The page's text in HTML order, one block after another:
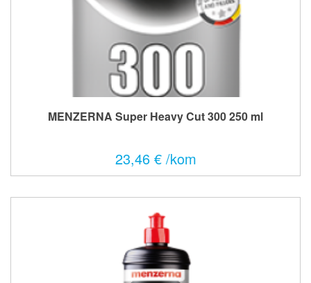
MENZERNA Super Heavy Cut 300 250 ml
23,46 € /kom